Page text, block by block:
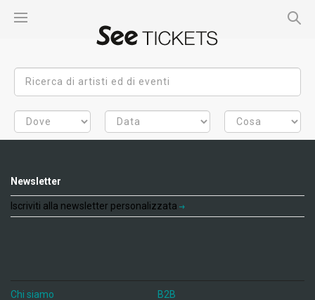
Newsletter
Iscriviti alla newsletter personalizzata
Chi siamo B2B